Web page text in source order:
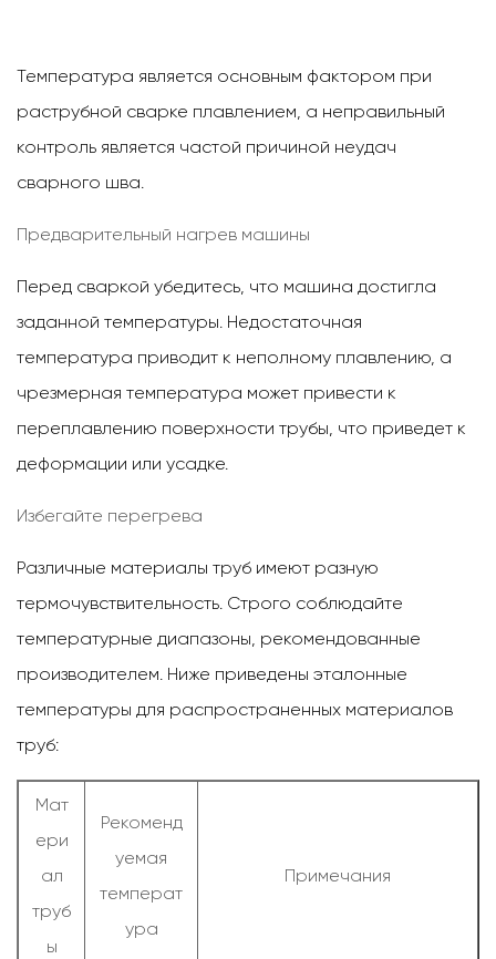
Температура является основным фактором при
раструбной сварке плавлением, а неправильный
контроль является частой причиной неудач
сварного шва.
Предварительный нагрев машины
Перед сваркой убедитесь, что машина достигла
заданной температуры. Недостаточная
температура приводит к неполному плавлению, а
чрезмерная температура может привести к
переплавлению поверхности трубы, что приведет к
деформации или усадке.
Избегайте перегрева
Различные материалы труб имеют разную
термочувствительность. Строго соблюдайте
температурные диапазоны, рекомендованные
производителем. Ниже приведены эталонные
температуры для распространенных материалов
труб:
Мат
ери
ал
труб
ы
Рекоменд
уемая
температ
ура
Примечания